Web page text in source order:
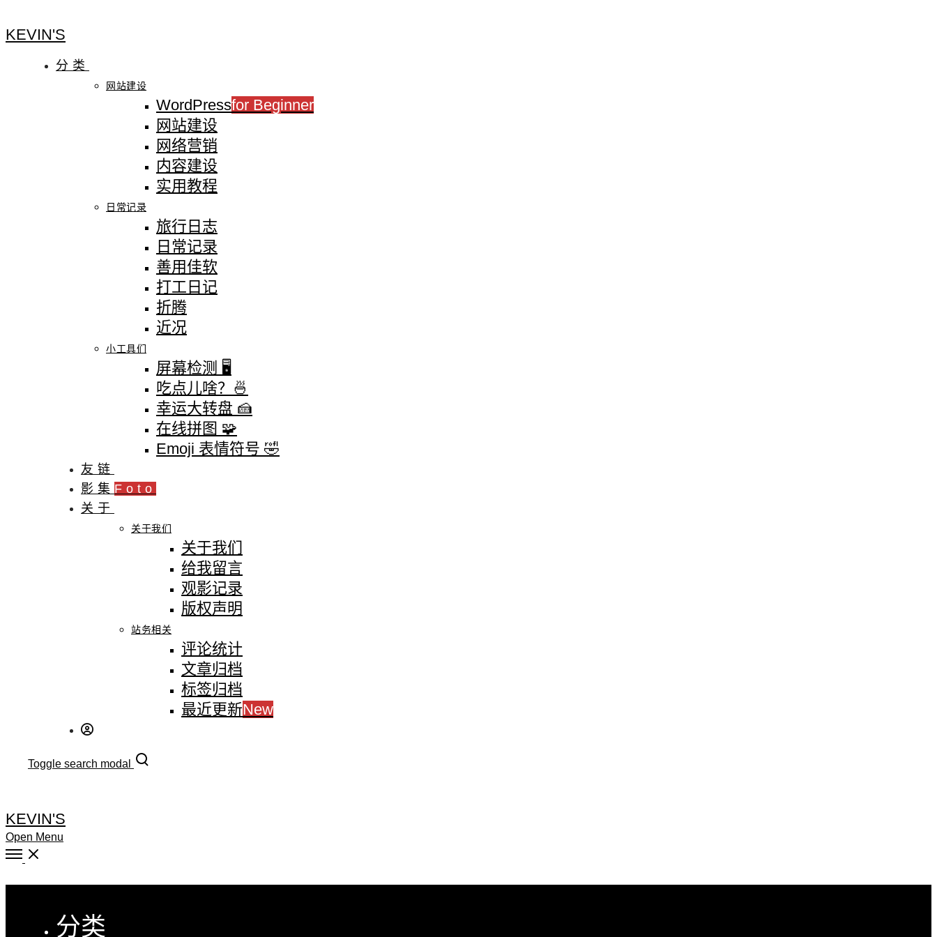
KEVIN'S
分类
网站建设
WordPressfor Beginner
网站建设
网络营销
内容建设
实用教程
日常记录
旅行日志
日常记录
善用佳软
打工日记
折腾
近况
小工具们
屏幕检测 🖥
吃点儿啥？🍜
幸运大转盘 🍰
在线拼图 🧩
Emoji 表情符号 🤣
友链
影集 Foto
关于
关于我们
关于我们
给我留言
观影记录
版权声明
站务相关
评论统计
文章归档
标签归档
最近更新New
Toggle search modal
KEVIN'S
Open Menu
分类